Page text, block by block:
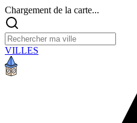
Chargement de la carte...
VILLES